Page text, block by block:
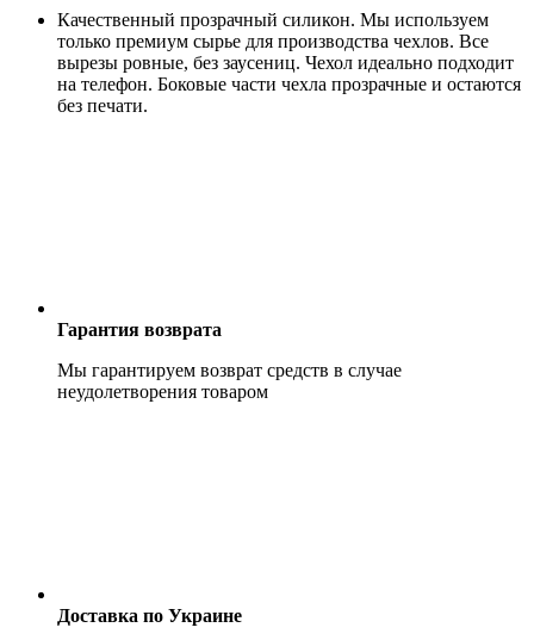
Качественный прозрачный силикон. Мы используем
только премиум сырье для производства чехлов. Все
вырезы ровные, без заусениц. Чехол идеально подходит
на телефон. Боковые части чехла прозрачные и остаются
без печати.
Гарантия возврата
Мы гарантируем возврат средств в случае
неудолетворения товаром
Доставка по Украине